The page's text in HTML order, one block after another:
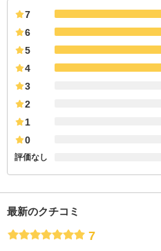
7
6
5
4
3
2
1
0
評価なし
最新のクチコミ
7